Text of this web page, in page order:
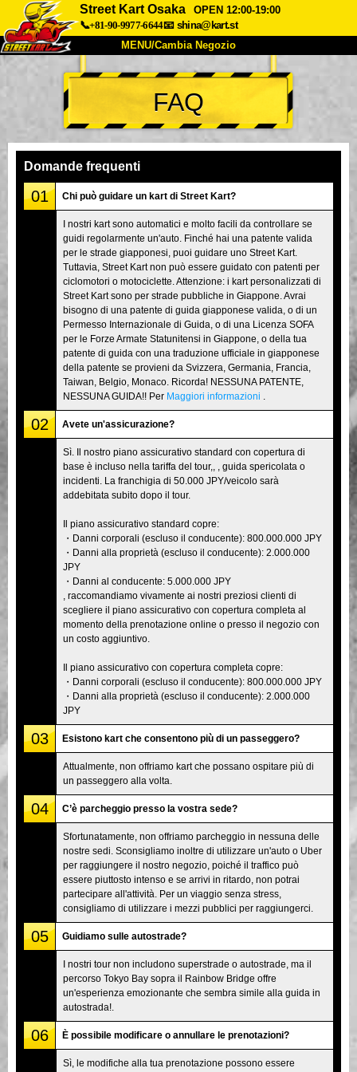
Street Kart Osaka
OPEN 12:00-19:00
📞+81-90-9977-6644📧 shina@kart.st
MENU/Cambia Negozio
INIZIO
Chi Siamo Specifiche Prezzo
Recensioni
Azienda
Tokyo Shinagawa Tokyo Akihabara#1
Tokyo Akihabara#2 Tokyo Shibuya
Tokyo Shibuya Annex Tokyo Bay
Tokyo Asakusa Osaka
Okinawa
FAQ
Domande frequenti
01 Chi può guidare un kart di Street Kart?
I nostri kart sono automatici e molto facili da controllare se
guidi regolarmente un'auto. Finché hai una patente valida
per le strade giapponesi, puoi guidare uno Street Kart.
Tuttavia, Street Kart non può essere guidato con patenti per
ciclomotori o motociclette. Attenzione: i kart personalizzati di
Street Kart sono per strade pubbliche in Giappone. Avrai
bisogno di una patente di guida giapponese valida, o di un
Permesso Internazionale di Guida, o di una Licenza SOFA
per le Forze Armate Statunitensi in Giappone, o della tua
patente di guida con una traduzione ufficiale in giapponese
della patente se provieni da Svizzera, Germania, Francia,
Taiwan, Belgio, Monaco. Ricorda! NESSUNA PATENTE,
NESSUNA GUIDA!! Per Maggiori informazioni
02 Avete un'assicurazione?
Sì. Il nostro piano assicurativo standard con copertura di
base è incluso nella tariffa del tour,, , guida spericolata o
incidenti. La franchigia di 50.000 JPY/veicolo sarà
addebitata subito dopo il tour.
Il piano assicurativo standard copre:
・Danni corporali (escluso il conducente): 800.000.000 JPY
・Danni alla proprietà (escluso il conducente): 2.000.000
JPY
・Danni al conducente: 5.000.000 JPY
, raccomandiamo vivamente ai nostri preziosi clienti di
scegliere il piano assicurativo con copertura completa al
momento della prenotazione online o presso il negozio con
un costo aggiuntivo.
Il piano assicurativo con copertura completa copre:
・Danni corporali (escluso il conducente): 800.000.000 JPY
・Danni alla proprietà (escluso il conducente): 2.000.000
JPY
03 Esistono kart che consentono più di un passeggero?
Attualmente, non offriamo kart che possano ospitare più di
un passeggero alla volta.
04 C’è parcheggio presso la vostra sede?
Sfortunatamente, non offriamo parcheggio in nessuna delle
nostre sedi. Sconsigliamo inoltre di utilizzare un'auto o Uber
per raggiungere il nostro negozio, poiché il traffico può
essere piuttosto intenso e se arrivi in ritardo, non potrai
partecipare all'attività. Per un viaggio senza stress,
consigliamo di utilizzare i mezzi pubblici per raggiungerci.
05 Guidiamo sulle autostrade?
I nostri tour non includono superstrade o autostrade, ma il
percorso Tokyo Bay sopra il Rainbow Bridge offre
un'esperienza emozionante che sembra simile alla guida in
autostrada!.
06 È possibile modificare o annullare le prenotazioni?
Sì, le modifiche alla tua prenotazione possono essere